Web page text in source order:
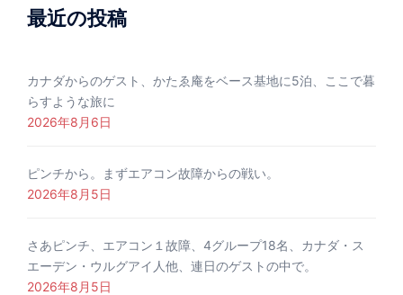
最近の投稿
カナダからのゲスト、かたゑ庵をベース基地に5泊、ここで暮
らすような旅に
2026年8月6日
ピンチから。まずエアコン故障からの戦い。
2026年8月5日
さあピンチ、エアコン１故障、4グループ18名、カナダ・ス
エーデン・ウルグアイ人他、連日のゲストの中で。
2026年8月5日